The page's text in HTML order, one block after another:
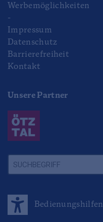
Werbemöglichkeiten
-
Impressum
Datenschutz
Barrierefreiheit
Kontakt
Unsere Partner
Bedienungshilfen